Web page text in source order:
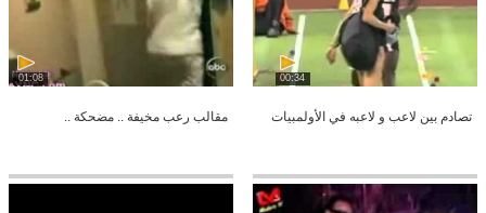
00:34
تصادم بين لاعب و لاعبه في الأولمبيات
01:08
مقالب رعب مخيفة .. مضحكة ..